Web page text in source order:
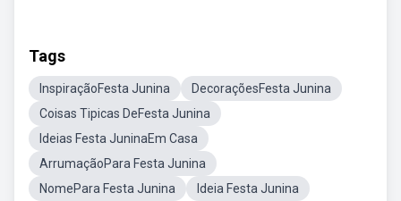
Tags
InspiraçãoFesta Junina
DecoraçõesFesta Junina
Coisas Tipicas DeFesta Junina
Ideias Festa JuninaEm Casa
ArrumaçãoPara Festa Junina
NomePara Festa Junina
Ideia Festa Junina